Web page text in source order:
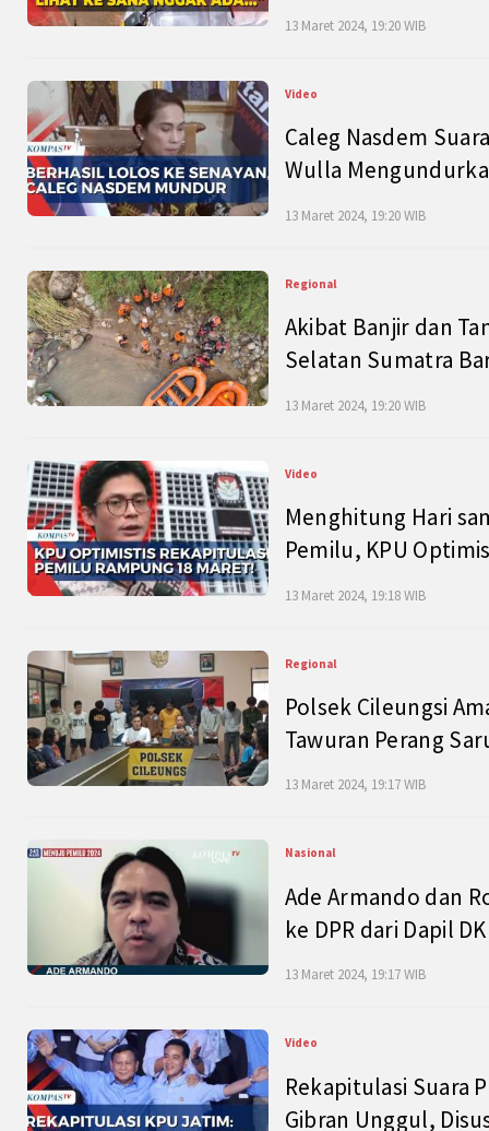
13 Maret 2024, 19:20 WIB
Video
Caleg Nasdem
Wulla
13 Maret 2024, 19:20 WIB
Regional
Akibat Banjir dan
Selatan Sumatra
13 Maret 2024, 19:20 WIB
Video
Menghitung Hari
Pemilu, KPU
13 Maret 2024, 19:18 WIB
Regional
Polsek Cileungsi
Tawuran Perang
13 Maret 2024, 19:17 WIB
Nasional
Ade Armando dan
ke DPR dari Dapil
13 Maret 2024, 19:17 WIB
Video
Rekapitulasi Suara
Gibran Unggul,